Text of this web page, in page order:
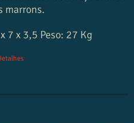
marrons.
7 x 3,5 Peso: 27 Kg